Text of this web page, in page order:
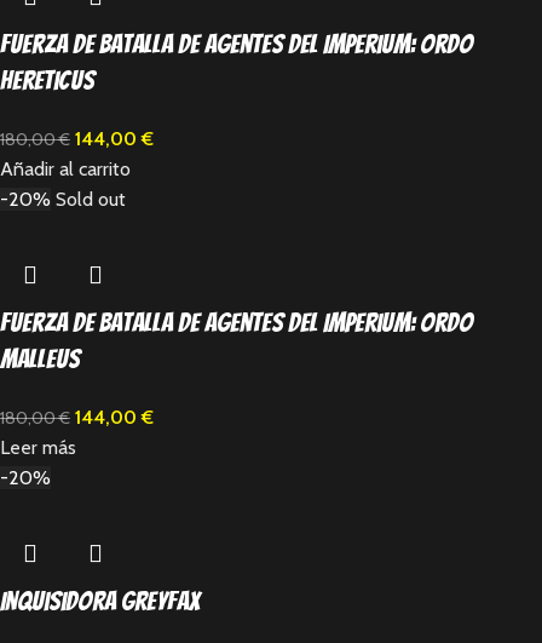
Fuerza de Batalla de Agentes del Imperium: Ordo
Hereticus
180,00€ 144,00€
Añadir al carrito
-20% Sold out
Fuerza de Batalla de Agentes del Imperium: Ordo
Malleus
180,00€ 144,00€
Leer más
-20%
Inquisidora Greyfax